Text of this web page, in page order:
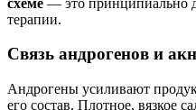
терапии.
Связь андрогенов и
Андрогены усиливают
его состав. Плотное, вязкое